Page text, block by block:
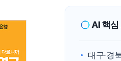
AI 핵심
대구·경